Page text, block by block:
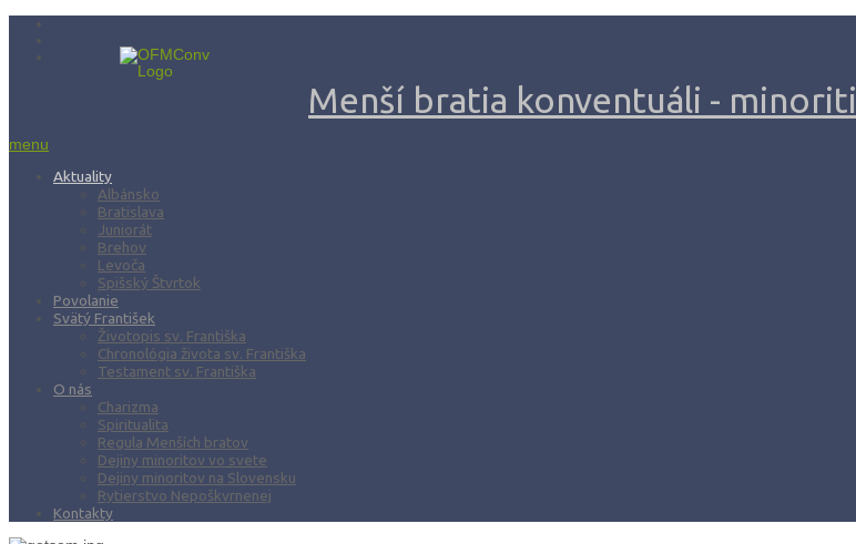
Menší bratia konventuáli - minoriti
menu
Aktuality
Albánsko
Bratislava
Juniorát
Brehov
Levoča
Spišský Štvrtok
Povolanie
Svätý František
Životopis sv. Františka
Chronológia života sv. Františka
Testament sv. Františka
O nás
Charizma
Spiritualita
Regula Menších bratov
Dejiny minoritov vo svete
Dejiny minoritov na Slovensku
Rytierstvo Nepoškvrnenej
Kontakty